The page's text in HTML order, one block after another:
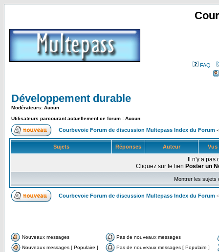
FAQ
Développement durable
Modérateurs: Aucun
Utilisateurs parcourant actuellement ce forum : Aucun
Courbevoie Forum de discussion Multepass Index du Forum
Sujets Réponses Auteur Vus
Il n'y a
Cliquez sur le lien Poster un
Montrer les sujets
Courbevoie Forum de discussion Multepass Index du Forum
Nouveaux messages
Pas de nouveaux messages
Nouveaux messages [ Populaire ]
Pas de nouveaux messages [ Populaire ]